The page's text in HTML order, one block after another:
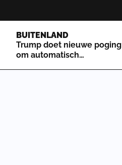
BUITENLAND
Trump doet nieuwe poging
om automatisch